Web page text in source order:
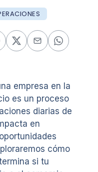
empresa en la
es un proceso
diarias de
en
cómo
si tu